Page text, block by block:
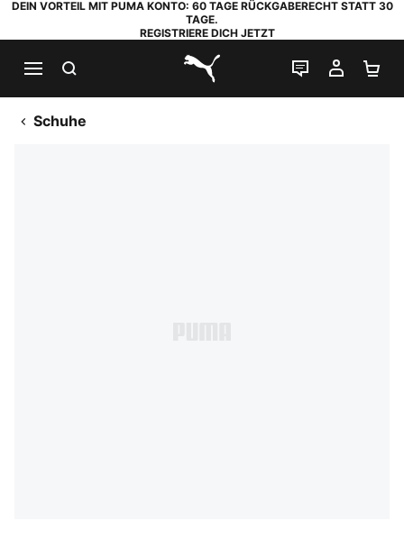
DEIN VORTEIL MIT PUMA KONTO: 60 TAGE RÜCKGABERECHT STATT 30
TAGE.
REGISTRIERE DICH JETZT
PUMA.com
LIVE-CHAT
MEIN
Schuhe